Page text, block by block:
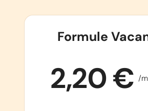
Formule
2,20 € /